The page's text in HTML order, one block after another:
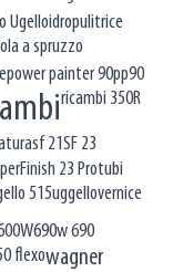
Ugelloidropulitrice
a spruzzo
power painter 90pp90
ricambi 350R
sf 21SF 23
23 Protubi
515uggellovernice
W690w 690
flexowagner